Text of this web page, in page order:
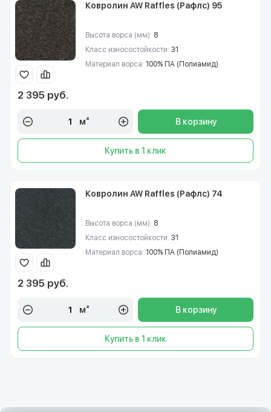
Ковролин AW Raffles (Рафлс) 95
Высота ворса (мм): 8
Класс износостойкости: 31
Материал ворса: 100% ПА (Полиамид)
2 395 руб.
м² В корзину
Купить в 1 клик
Ковролин AW Raffles (Рафлс) 74
Высота ворса (мм): 8
Класс износостойкости: 31
Материал ворса: 100% ПА (Полиамид)
2 395 руб.
м² В корзину
Купить в 1 клик